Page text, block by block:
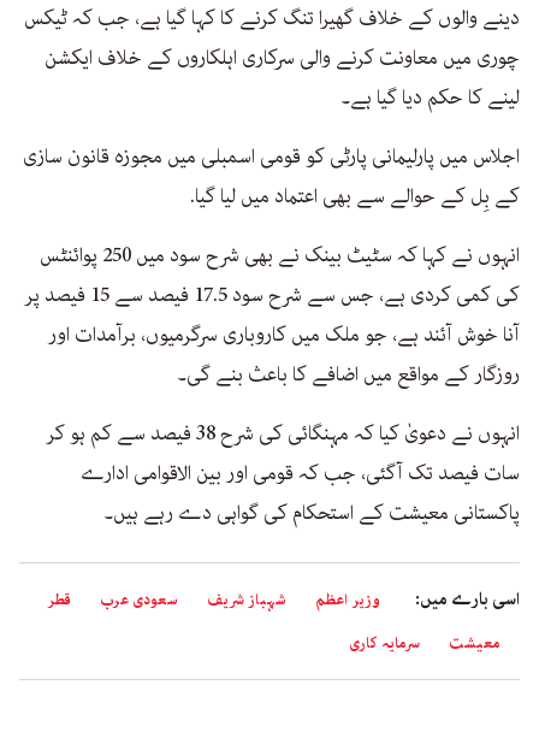
دینے والوں کے خلاف گھیرا تنگ کرنے کا کہا گیا ہے، جب کہ ٹیکس
چوری میں معاونت کرنے والی سرکاری اہلکاروں کے خلاف ایکشن
لینے کا حکم دیا گیا ہے۔
اجلاس میں پارلیمانی پارٹی کو قومی اسمبلی میں مجوزہ قانون سازی
کے بِل کے حوالے سے بھی اعتماد میں لیا گیا.
انہوں نے کہا کہ سٹیٹ بینک نے بھی شرح سود میں 250 پوائنٹس
کی کمی کردی ہے، جس سے شرح سود 17.5 فیصد سے 15 فیصد پر
آنا خوش آئند ہے، جو ملک میں کاروباری سرگرمیوں، برآمدات اور
روزگار کے مواقع میں اضافے کا باعث بنے گی۔
انہوں نے دعویٰ کیا کہ مہنگائی کی شرح 38 فیصد سے کم ہو کر
سات فیصد تک آگئی، جب کہ قومی اور بین الاقوامی ادارے
پاکستانی معیشت کے استحکام کی گواہی دے رہے ہیں۔
اسی بارے میں: وزیر اعظم شہباز شریف سعودی عرب
قطر
معیشت
سرمایہ کاری